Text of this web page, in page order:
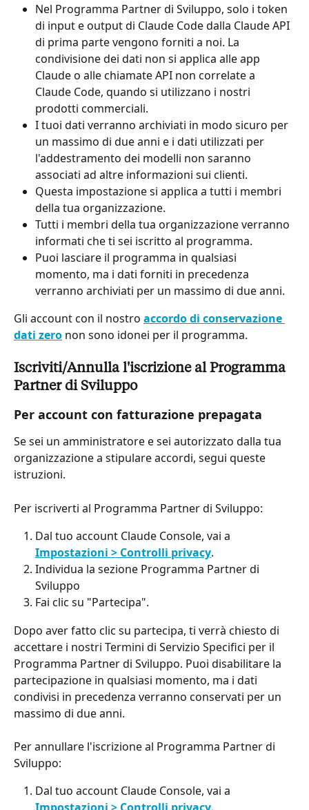
Nel Programma Partner di Sviluppo, solo i token
di input e output di Claude Code dalla Claude API
di prima parte vengono forniti a noi. La
condivisione dei dati non si applica alle app
Claude o alle chiamate API non correlate a
Claude Code, quando si utilizzano i nostri
prodotti commerciali.
I tuoi dati verranno archiviati in modo sicuro per
un massimo di due anni e i dati utilizzati per
l'addestramento dei modelli non saranno
associati ad altre informazioni sui clienti.
Questa impostazione si applica a tutti i membri
della tua organizzazione.
Tutti i membri della tua organizzazione verranno
informati che ti sei iscritto al programma.
Puoi lasciare il programma in qualsiasi
momento, ma i dati forniti in precedenza
verranno archiviati per un massimo di due anni.
Gli account con il nostro accordo di conservazione
dati zero non sono idonei per il programma.
Iscriviti/Annulla l'iscrizione al Programma
Partner di Sviluppo
Per account con fatturazione prepagata
Se sei un amministratore e sei autorizzato dalla tua
organizzazione a stipulare accordi, segui queste
istruzioni.
Per iscriverti al Programma Partner di Sviluppo:
Dal tuo account Claude Console, vai a
Impostazioni > Controlli privacy.
Individua la sezione Programma Partner di
Sviluppo
Fai clic su "Partecipa".
Dopo aver fatto clic su partecipa, ti verrà chiesto di
accettare i nostri Termini di Servizio Specifici per il
Programma Partner di Sviluppo. Puoi disabilitare la
partecipazione in qualsiasi momento, ma i dati
condivisi in precedenza verranno conservati per un
massimo di due anni.
Per annullare l'iscrizione al Programma Partner di
Sviluppo:
Dal tuo account Claude Console, vai a